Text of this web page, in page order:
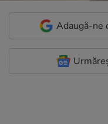
Adaugă-ne